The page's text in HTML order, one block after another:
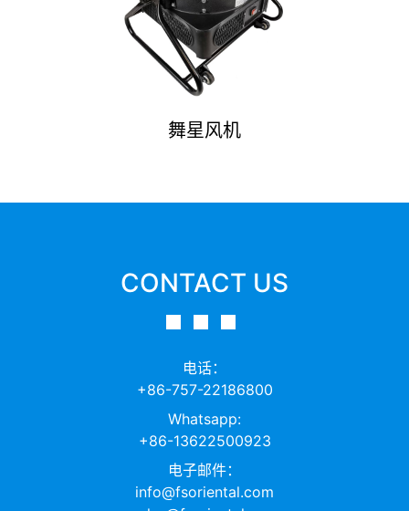
舞星风机
CONTACT US
电话：
+86-757-22186800
Whatsapp:
+86-13622500923
电子邮件：
info@fsoriental.com